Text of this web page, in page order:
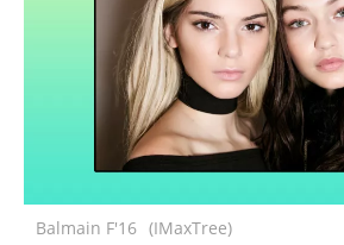
Balmain F'16 (IMaxTree)